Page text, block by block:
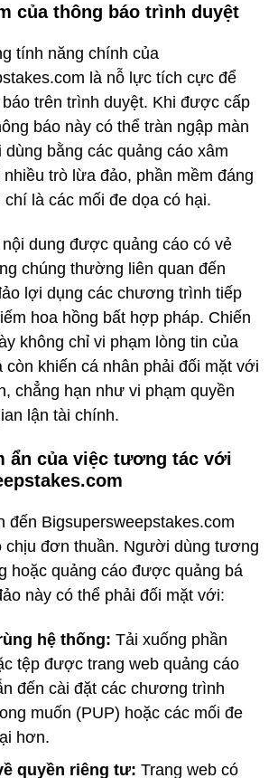
của thông báo trình duyệt
tính năng chính của
là nỗ lực tích cực để
trên trình duyệt. Khi được cấp
báo này có thể tràn ngập màn
bằng các quảng cáo xâm
trò lừa đảo, phần mềm đáng
là các mối đe dọa có hại.
dung được quảng cáo có vẻ
chúng thường liên quan đến
lợi dụng các chương trình tiếp
hoa hồng bất hợp pháp. Chiến
không chỉ vi phạm lòng tin của
còn khiến cá nhân phải đối mặt với
chẳng hạn như vi phạm quyền
lận tài chính.
ẩn của việc tương tác với
đến Bigsupersweepstakes.com
đơn thuần. Người dùng tương
hoặc quảng cáo được quảng bá
này có thể phải đối mặt với:
hệ thống: Tải xuống phần
tệp được trang web quảng cáo
đến cài đặt các chương trình
muốn (PUP) hoặc các mối đe
hơn.
quyền riêng tư: Trang web có